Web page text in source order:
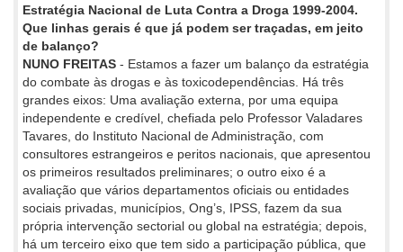
Estratégia Nacional de Luta Contra a Droga 1999-2004.
Que linhas gerais é que já podem ser traçadas, em jeito
de balanço?
NUNO FREITAS - Estamos a fazer um balanço da estratégia
do combate às drogas e às toxicodependências. Há três
grandes eixos: Uma avaliação externa, por uma equipa
independente e credível, chefiada pelo Professor Valadares
Tavares, do Instituto Nacional de Administração, com
consultores estrangeiros e peritos nacionais, que apresentou
os primeiros resultados preliminares; o outro eixo é a
avaliação que vários departamentos oficiais ou entidades
sociais privadas, municípios, Ong’s, IPSS, fazem da sua
própria intervenção sectorial ou global na estratégia; depois,
há um terceiro eixo que tem sido a participação pública, que